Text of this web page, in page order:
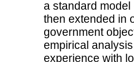
a standard
then extended in
government
empirical
experience with